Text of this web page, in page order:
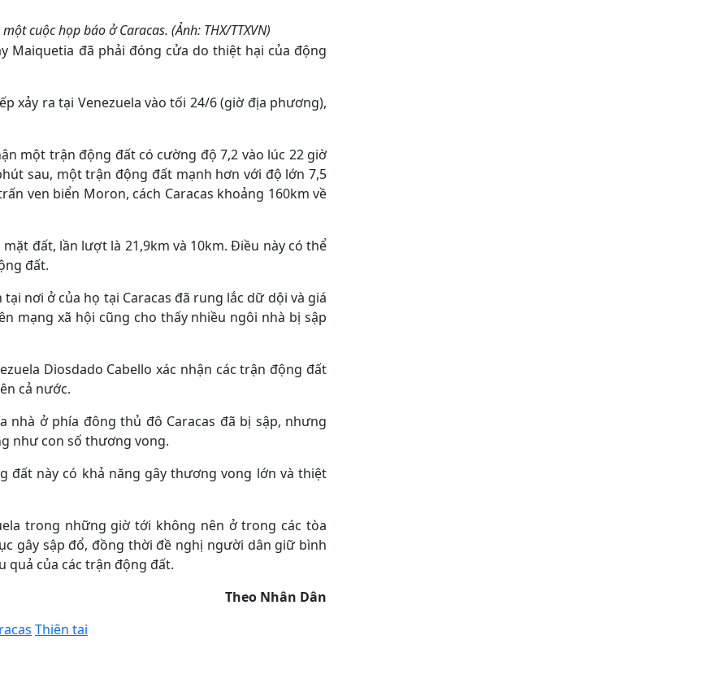
cuộc họp báo ở Caracas. (Ảnh: THX/TTXVN)
Maiquetia đã phải đóng cửa do thiệt hại của động
xảy ra tại Venezuela vào tối 24/6 (giờ địa phương),
một trận động đất có cường độ 7,2 vào lúc 22 giờ
sau, một trận động đất mạnh hơn với độ lớn 7,5
ven biển Moron, cách Caracas khoảng 160km về
đất, lần lượt là 21,9km và 10km. Điều này có thể
đất.
nơi ở của họ tại Caracas đã rung lắc dữ dội và giá
mạng xã hội cũng cho thấy nhiều ngôi nhà bị sập
Diosdado Cabello xác nhận các trận động đất
cả nước.
nhà ở phía đông thủ đô Caracas đã bị sập, nhưng
như con số thương vong.
đất này có khả năng gây thương vong lớn và thiệt
trong những giờ tới không nên ở trong các tòa
gây sập đổ, đồng thời đề nghị người dân giữ bình
quả của các trận động đất.
Theo Nhân Dân
Thiên tai